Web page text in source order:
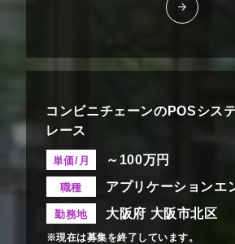
コンビニチェーンのPOSシス
レース
単価/月 ～100万円
職種 アプリケーションエ
勤務地 大阪府 大阪市北区
※現在は募集を終了しています。